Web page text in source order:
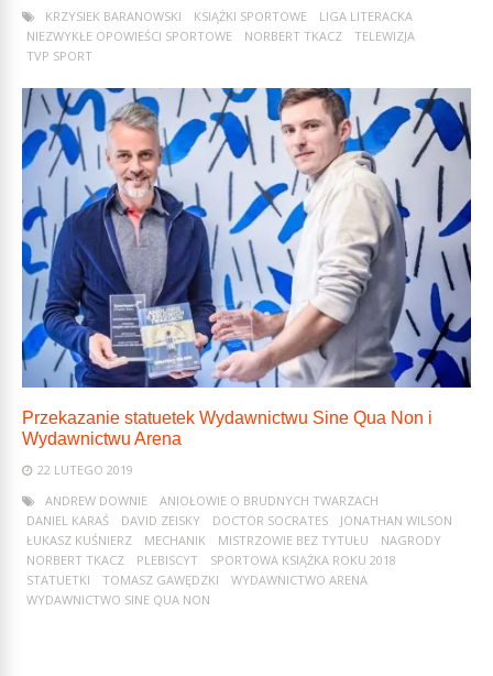
KRZYSIEK BARANOWSKI
KSIĄŻKI SPORTOWE
LIGA LITERACKA
NIEZWYKŁE OPOWIEŚCI SPORTOWE
NORBERT TKACZ
TELEWIZJA
TVP SPORT
Przekazanie statuetek Wydawnictwu Sine Qua Non i
Wydawnictwu Arena
22 LUTEGO 2019
ANDREW DOWNIE
ANIOŁOWIE O BRUDNYCH TWARZACH
DANIEL KARAŚ
DAVID ZEISKY DOCTOR SOCRATES
JONATHAN WILSON
ŁUKASZ KUŚNIERZ
MECHANIK MISTRZOWIE BEZ TYTUŁU
NAGRODY
NORBERT TKACZ
PLEBISCYT
SPORTOWA KSIĄŻKA ROKU 2018
STATUETKI
TOMASZ GAWĘDZKI
WYDAWNICTWO ARENA
WYDAWNICTWO SINE QUA NON